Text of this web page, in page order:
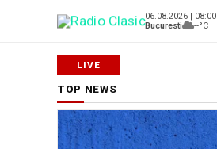
06.08.2026 | 08:00
Bucuresti
--°C
TOP NEWS